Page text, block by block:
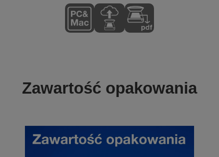
Zawartość opakowania